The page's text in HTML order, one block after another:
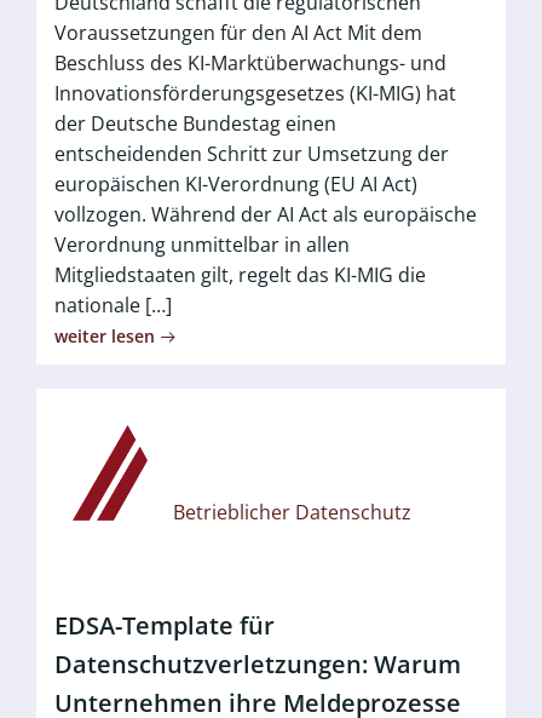
Voraussetzungen für den AI Act Mit dem
Beschluss des KI-Marktüberwachungs- und
Innovationsförderungsgesetzes (KI-MIG) hat
der Deutsche Bundestag einen
entscheidenden Schritt zur Umsetzung der
europäischen KI-Verordnung (EU AI Act)
vollzogen. Während der AI Act als europäische
Verordnung unmittelbar in allen
Mitgliedstaaten gilt, regelt das KI-MIG die
nationale […]
weiter lesen
Betrieblicher Datenschutz
EDSA-Template für
Datenschutzverletzungen: Warum
Unternehmen ihre Meldeprozesse